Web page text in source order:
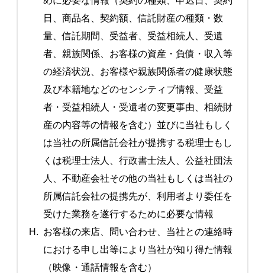
日、商品名、契約額、信託財産の種類・数
量、信託期間、受益者、受益相続人、受遺
者、親族関係、お客様の資産・負債・収入等
の経済状況、お客様や親族関係者の健康状態
及び本籍地などのセンシティブ情報、受益
者・受益相続人・受遺者の変更事由、相続財
産の内容等の情報を含む）並びに当社もしく
は当社の所属信託会社が提携する税理士もし
くは税理士法人、行政書士法人、公益社団法
人、不動産会社その他の当社もしくは当社の
所属信託会社の提携先が、利用者より委任を
受けた業務を遂行するために必要な情報
H. お客様の来店、問い合わせ、当社との連絡時
における申し出等により当社が知り得た情報
（映像・通話情報を含む）